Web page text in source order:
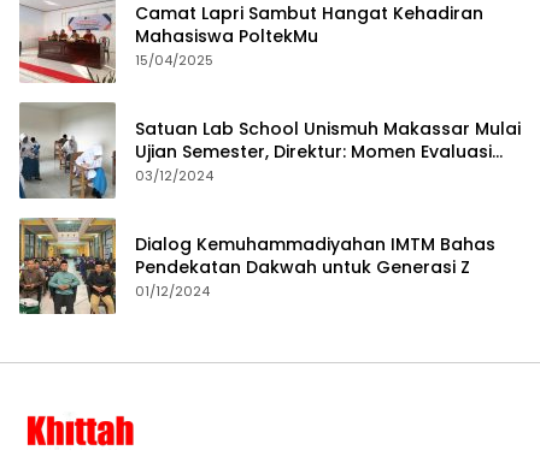
Camat Lapri Sambut Hangat Kehadiran
Mahasiswa PoltekMu
15/04/2025
Satuan Lab School Unismuh Makassar Mulai
Ujian Semester, Direktur: Momen Evaluasi
Proses Pembelajaran
03/12/2024
Dialog Kemuhammadiyahan IMTM Bahas
Pendekatan Dakwah untuk Generasi Z
01/12/2024